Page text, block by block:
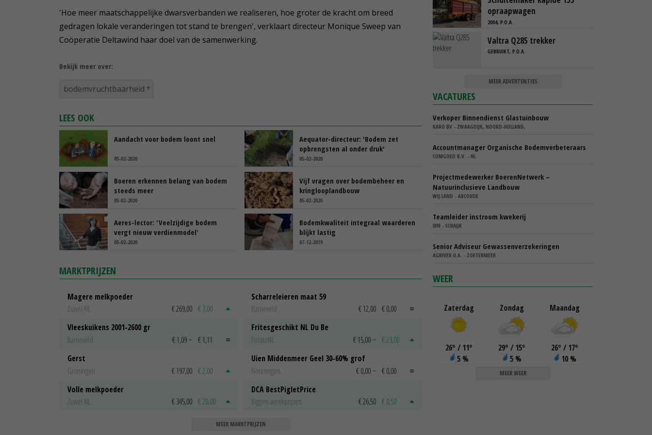
'Hoe meer maatschappelijke dwarsverbanden we realiseren, hoe groter de kracht om breed
gedragen lokale veranderingen tot stand te brengen', verklaart directeur Monique Sweep van
Coöperatie Deltawind haar doel van de samenwerking.
Bekijk meer over:
bodemvruchtbaarheid
LEES OOK
Aandacht voor bodem loont snel
05-02-2020
Aequator-directeur: 'Bodem zet
opbrengsten al onder druk'
05-02-2020
Boeren erkennen belang van bodem
steeds meer
05-02-2020
Vijf vragen over bodembeheer en
kringlooplandbouw
05-02-2020
Aeres-lector: 'Veelzijdige bodem
vergt nieuw verdienmodel'
05-02-2020
Bodemkwaliteit integraal waarderen
blijkt lastig
07-12-2019
MARKTPRIJZEN
Magere melkpoeder
Zuivel NL
€ 269,00 € 7,00
Vleeskuikens 2001-2600 gr
Barneveld
€ 1,09 ~ € 1,11
Gerst
Groningen
€ 197,00 € 2,00
Volle melkpoeder
Zuivel NL
€ 345,00 € 20,00
Scharreleieren maat 59
Barneveld
€ 12,00 € 0,00
Fritesgeschikt NL Du Be
PotatoNL
€ 15,00 ~ € 23,00
Uien Middenmeer Geel 30-60% grof
Noteringen
€ 0,00 ~ € 0,00
DCA BestPigletPrice
Biggen weekprijzen
€ 26,50 € 0,50
MEER MARKTPRIJZEN
opraapwagen
2004, P.O.A.
Valtra Q285 trekker
GEBRUIKT, P.O.A.
MEER ADVERTENTIES
VACATURES
Verkoper Binnendienst Glastuinbouw
KARO BV - ZWAAGDIJK, NOORD-HOLLAND,
Accountmanager Organische Bodemverbeteraars
COMGOED B.V. - NL
Projectmedewerker BoerenNetwerk –
Natuurinclusieve Landbouw
WIJ.LAND - ABCOUDE
Teamleider instroom kwekerij
IBN - SCHAIJK
Senior Adviseur Gewassenverzekeringen
AGRIVER U.A. - ZOETERMEER
WEER
Zaterdag
26° / 11°
5 %
Zondag
29° / 15°
5 %
Maandag
26° / 17°
10 %
MEER WEER